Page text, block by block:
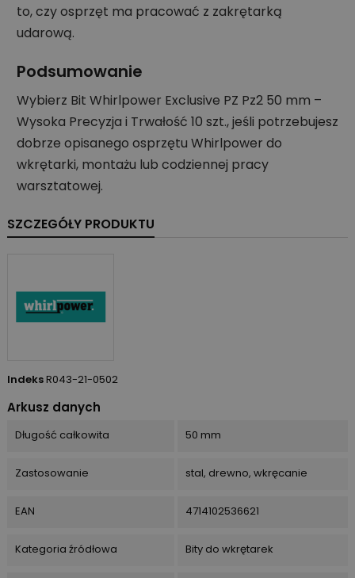
to, czy osprzęt ma pracować z zakrętarką
udarową.
Podsumowanie
Wybierz Bit Whirlpower Exclusive PZ Pz2 50 mm –
Wysoka Precyzja i Trwałość 10 szt., jeśli potrzebujesz
dobrze opisanego osprzętu Whirlpower do
wkrętarki, montażu lub codziennej pracy
warsztatowej.
SZCZEGÓŁY PRODUKTU
IndeksR043-21-0502
Arkusz danych
Długość całkowita 50 mm
Zastosowanie stal, drewno, wkręcanie
EAN 4714102536621
Kategoria źródłowa Bity do wkrętarek